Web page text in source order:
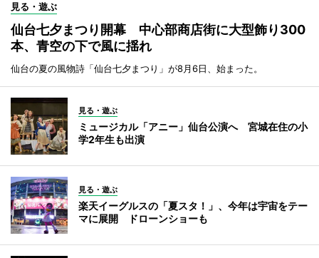
見る・遊ぶ
仙台七夕まつり開幕 中心部商店街に大型飾り300
本、青空の下で風に揺れ
仙台の夏の風物詩「仙台七夕まつり」が8月6日、始まった。
見る・遊ぶ
ミュージカル「アニー」仙台公演へ 宮城在住の小
学2年生も出演
見る・遊ぶ
楽天イーグルスの「夏スタ！」、今年は宇宙をテー
マに展開 ドローンショーも